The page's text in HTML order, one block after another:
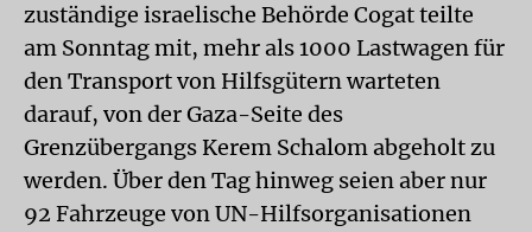
zuständige israelische Behörde Cogat teilte
am Sonntag mit, mehr als 1000 Lastwagen für
den Transport von Hilfsgütern warteten
darauf, von der Gaza-Seite des
Grenzübergangs Kerem Schalom abgeholt zu
werden. Über den Tag hinweg seien aber nur
92 Fahrzeuge von UN-Hilfsorganisationen